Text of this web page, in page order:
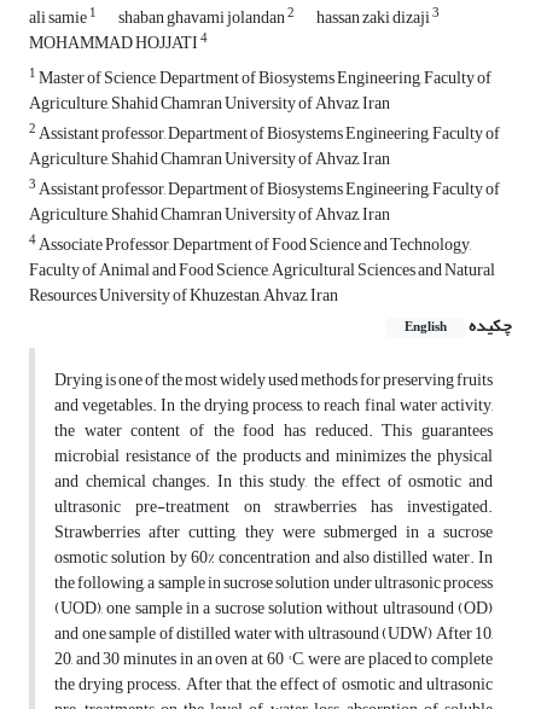
ali samie1 shaban ghavami jolandan2 hassan zaki dizaji3
MOHAMMAD HOJJATI4
1Master of Science, Department of Biosystems Engineering, Faculty of
Agriculture, Shahid Chamran University of Ahvaz, Iran
2Assistant professor, Department of Biosystems Engineering, Faculty of
Agriculture, Shahid Chamran University of Ahvaz, Iran
3Assistant professor, Department of Biosystems Engineering, Faculty of
Agriculture, Shahid Chamran University of Ahvaz, Iran
4Associate Professor, Department of Food Science and Technology,
Faculty of Animal and Food Science, Agricultural Sciences and Natural
Resources University of Khuzestan, Ahvaz, Iran
چکیده
English
Drying is one of the most widely used methods for preserving fruits
and vegetables. In the drying process, to reach final water activity,
the water content of the food has reduced. This guarantees
microbial resistance of the products and minimizes the physical
and chemical changes. In this study, the effect of osmotic and
ultrasonic pre-treatment on strawberries has investigated.
Strawberries after cutting, they were submerged in a sucrose
osmotic solution by 60% concentration and also distilled water. In
the following, a sample in sucrose solution under ultrasonic process
(UOD), one sample in a sucrose solution without ultrasound (OD)
and one sample of distilled water with ultrasound (UDW) After 10,
20, and 30 minutes in an oven at 60 ° C, were are placed to complete
the drying process. After that, the effect of osmotic and ultrasonic